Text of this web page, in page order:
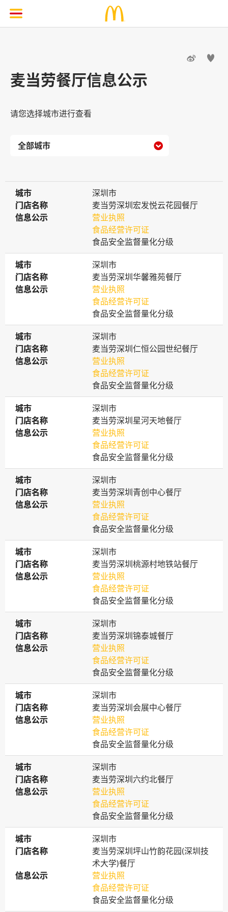
 
麦当劳餐厅信息公示
请您选择城市进行查看

城市
城市
深圳市
门店名称
门店名称
麦当劳深圳宏发悦云花园餐厅
信息公示
信息公示
营业执照
食品经营许可证
食品安全监督量化分级
城市
城市
深圳市
门店名称
门店名称
麦当劳深圳华馨雅苑餐厅
信息公示
信息公示
营业执照
食品经营许可证
食品安全监督量化分级
城市
城市
深圳市
门店名称
门店名称
麦当劳深圳仁恒公园世纪餐厅
信息公示
信息公示
营业执照
食品经营许可证
食品安全监督量化分级
城市
城市
深圳市
门店名称
门店名称
麦当劳深圳星河天地餐厅
信息公示
信息公示
营业执照
食品经营许可证
食品安全监督量化分级
城市
城市
深圳市
门店名称
门店名称
麦当劳深圳青创中心餐厅
信息公示
信息公示
营业执照
食品经营许可证
食品安全监督量化分级
城市
城市
深圳市
门店名称
门店名称
麦当劳深圳桃源村地铁站餐厅
信息公示
信息公示
营业执照
食品经营许可证
食品安全监督量化分级
城市
城市
深圳市
门店名称
门店名称
麦当劳深圳锦泰城餐厅
信息公示
信息公示
营业执照
食品经营许可证
食品安全监督量化分级
城市
城市
深圳市
门店名称
门店名称
麦当劳深圳会展中心餐厅
信息公示
信息公示
营业执照
食品经营许可证
食品安全监督量化分级
城市
城市
深圳市
门店名称
门店名称
麦当劳深圳六约北餐厅
信息公示
信息公示
营业执照
食品经营许可证
食品安全监督量化分级
城市
城市
深圳市
门店名称
门店名称
麦当劳深圳坪山竹韵花园(深圳技
术大学)餐厅
信息公示
信息公示
营业执照
食品经营许可证
食品安全监督量化分级